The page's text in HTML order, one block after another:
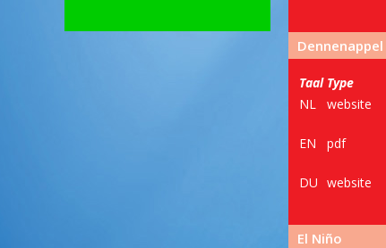
Dennenappel
Taal Type
NL
website
EN
pdf
DU website
El Niño